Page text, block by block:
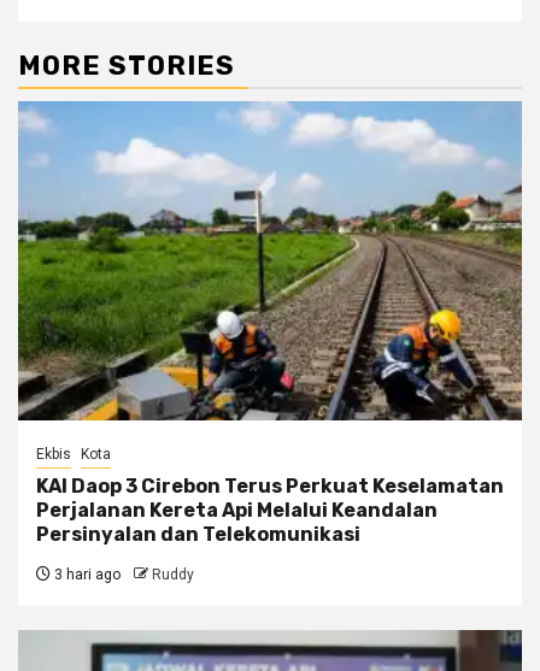
MORE STORIES
Ekbis Kota
KAI Daop 3 Cirebon Terus Perkuat Keselamatan
Perjalanan Kereta Api Melalui Keandalan
Persinyalan dan Telekomunikasi
3 hari ago Ruddy